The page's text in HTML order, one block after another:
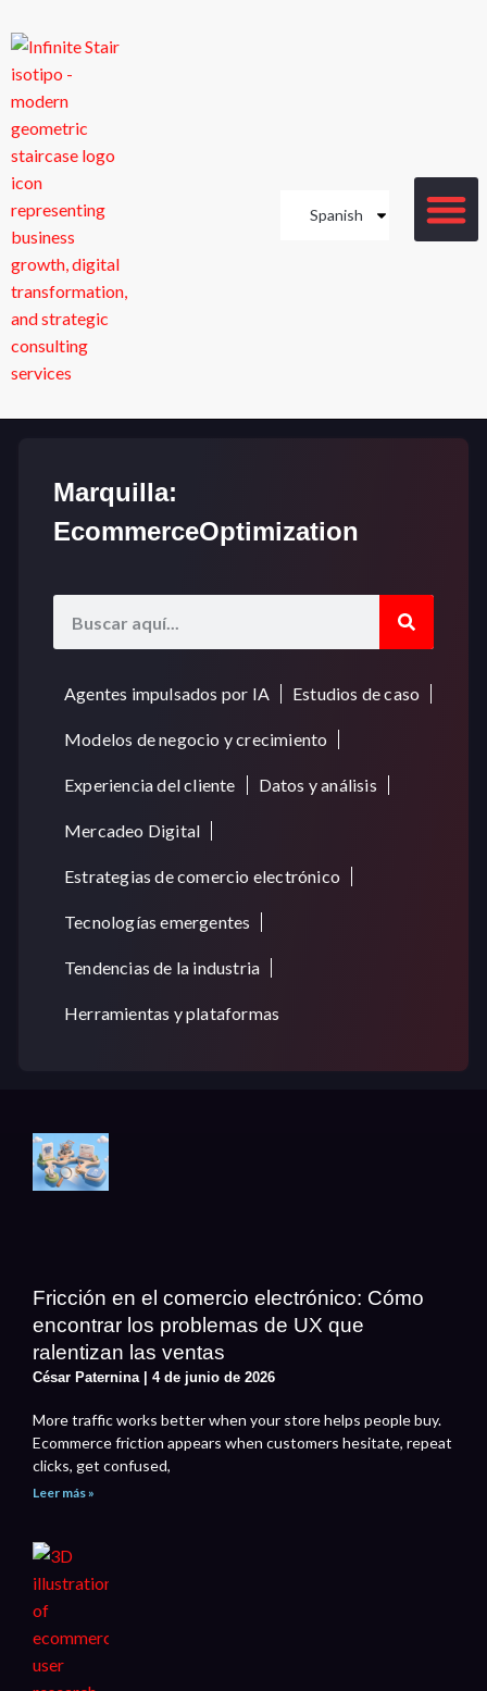
Spanish
Marquilla:
EcommerceOptimization
Agentes impulsados por IA Estudios de caso
Modelos de negocio y crecimiento
Experiencia del cliente Datos y análisis
Mercadeo Digital
Estrategias de comercio electrónico
Tecnologías emergentes
Tendencias de la industria
Herramientas y plataformas
Fricción en el comercio electrónico: Cómo
encontrar los problemas de UX que
ralentizan las ventas
César Paternina 4 de junio de 2026
More traffic works better when your store helps people buy.
Ecommerce friction appears when customers hesitate, repeat
clicks, get confused,
Leer más »